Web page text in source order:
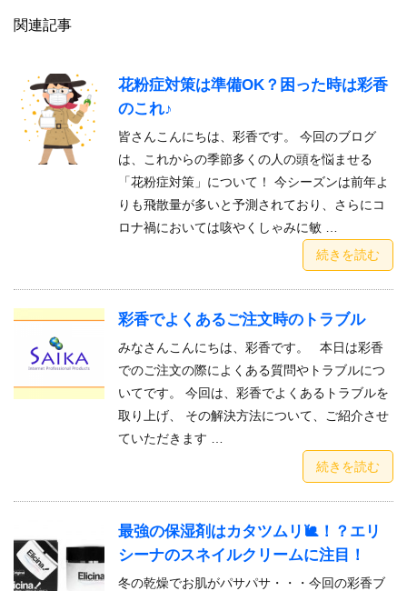
関連記事
花粉症対策は準備OK？困った時は彩香
のこれ♪
皆さんこんにちは、彩香です。 今回のブログ
は、これからの季節多くの人の頭を悩ませる
「花粉症対策」について！ 今シーズンは前年よ
りも飛散量が多いと予測されており、さらにコ
ロナ禍においては咳やくしゃみに敏 …
続きを読む
彩香でよくあるご注文時のトラブル
みなさんこんにちは、彩香です。 本日は彩香
でのご注文の際によくある質問やトラブルにつ
いてです。 今回は、彩香でよくあるトラブルを
取り上げ、 その解決方法について、ご紹介させ
ていただきます …
続きを読む
最強の保湿剤はカタツムリ🐌！？エリ
シーナのスネイルクリームに注目！
冬の乾燥でお肌がパサパサ・・・今回の彩香ブ